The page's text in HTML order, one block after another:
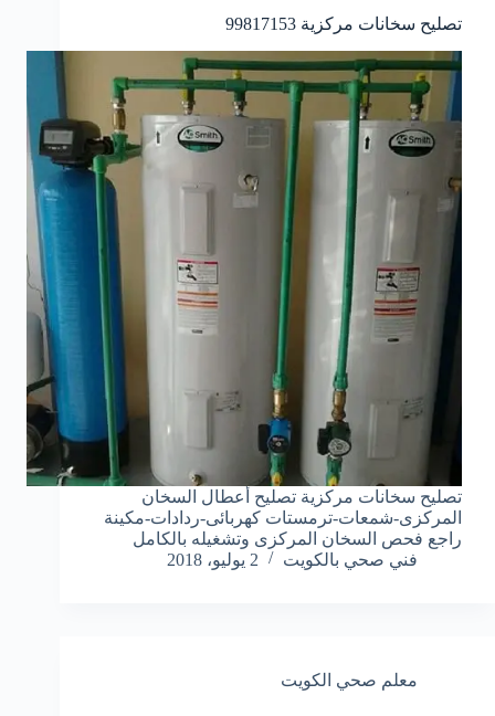
تصليح سخانات مركزية 99817153
تصليح سخانات مركزية تصليح أعطال السخان
المركزى-شمعات-ترمستات كهربائى-ردادات-مكينة
راجع فحص السخان المركزى وتشغيله بالكامل
فني صحي بالكويت
2 يوليو، 2018
معلم صحي الكويت